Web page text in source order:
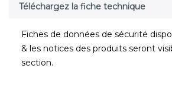
Téléchargez la fiche technique
Fiches de données de sécurité
& les notices des produits seront
section.